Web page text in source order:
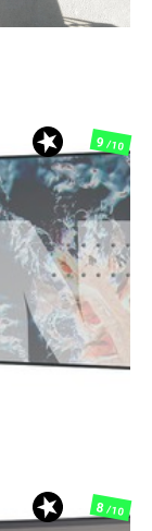
9/10
8/10